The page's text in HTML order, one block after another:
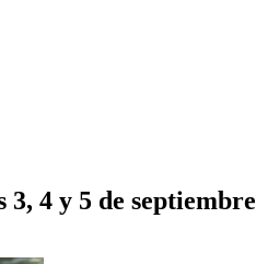
4 y 5 de septiembre